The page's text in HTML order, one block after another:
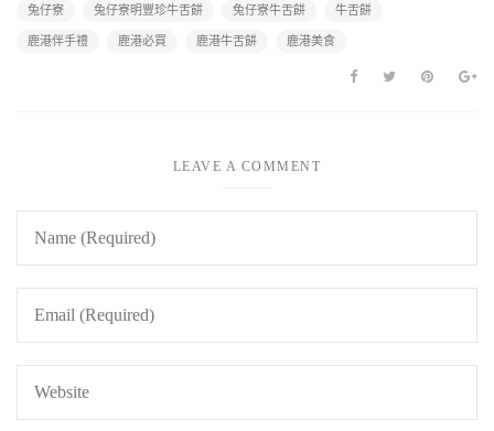
兔仔寮 兔仔寮明豐珍牛舌餅 兔仔寮牛舌餅 牛舌餅
鹿港伴手禮 鹿港必買 鹿港牛舌餅 鹿港美食
LEAVE A COMMENT